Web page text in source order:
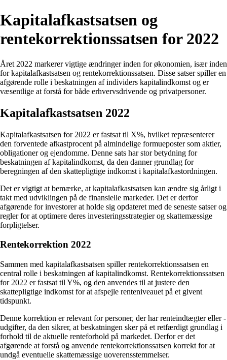
Kapitalafkastsatsen og
rentekorrektionssatsen for 2022
Året 2022 markerer vigtige ændringer inden for økonomien, især inden
for kapitalafkastsatsen og rentekorrektionssatsen. Disse satser spiller en
afgørende rolle i beskatningen af individers kapitalindkomst og er
væsentlige at forstå for både erhvervsdrivende og privatpersoner.
Kapitalafkastsatsen 2022
Kapitalafkastsatsen for 2022 er fastsat til X%, hvilket repræsenterer
den forventede afkastprocent på almindelige formueposter som aktier,
obligationer og ejendomme. Denne sats har stor betydning for
beskatningen af kapitalindkomst, da den danner grundlag for
beregningen af den skattepligtige indkomst i kapitalafkastordningen.
Det er vigtigt at bemærke, at kapitalafkastsatsen kan ændre sig årligt i
takt med udviklingen på de finansielle markeder. Det er derfor
afgørende for investorer at holde sig opdateret med de seneste satser og
regler for at optimere deres investeringsstrategier og skattemæssige
forpligtelser.
Rentekorrektion 2022
Sammen med kapitalafkastsatsen spiller rentekorrektionssatsen en
central rolle i beskatningen af kapitalindkomst. Rentekorrektionssatsen
for 2022 er fastsat til Y%, og den anvendes til at justere den
skattepligtige indkomst for at afspejle renteniveauet på et givent
tidspunkt.
Denne korrektion er relevant for personer, der har renteindtægter eller -
udgifter, da den sikrer, at beskatningen sker på et retfærdigt grundlag i
forhold til de aktuelle renteforhold på markedet. Derfor er det
afgørende at forstå og anvende rentekorrektionssatsen korrekt for at
undgå eventuelle skattemæssige uoverensstemmelser.